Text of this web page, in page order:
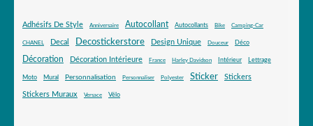
Adhésifs De Style Anniversaire Autocollant Autocollants Bike Camping-Car
CHANEL Decal Decostickerstore Design Unique Douceur Déco
Décoration Décoration Intérieure France Harley Davidson Intérieur Lettrage
Moto Mural Personnalisation Personnaliser Polyester Sticker Stickers
Stickers Muraux Versace Vélo